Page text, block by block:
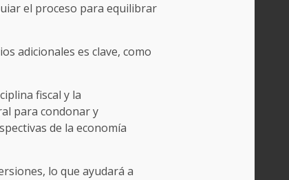
el proceso para equilibrar
adicionales es clave, como
fiscal y la
para condonar y
de la economía
lo que ayudará a